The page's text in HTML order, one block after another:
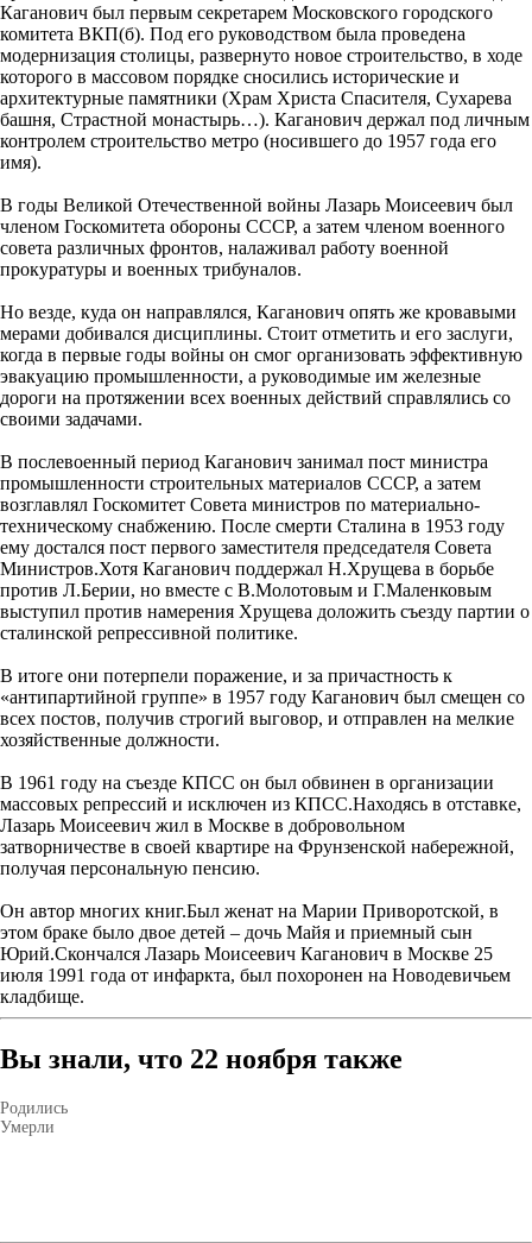
Каганович был первым секретарем Московского городского
комитета ВКП(б). Под его руководством была проведена
модернизация столицы, развернуто новое строительство, в ходе
которого в массовом порядке сносились исторические и
архитектурные памятники (Храм Христа Спасителя, Сухарева
башня, Страстной монастырь…). Каганович держал под личным
контролем строительство метро (носившего до 1957 года его
имя).
В годы Великой Отечественной войны Лазарь Моисеевич был
членом Госкомитета обороны СССР, а затем членом военного
совета различных фронтов, налаживал работу военной
прокуратуры и военных трибуналов.
Но везде, куда он направлялся, Каганович опять же кровавыми
мерами добивался дисциплины. Стоит отметить и его заслуги,
когда в первые годы войны он смог организовать эффективную
эвакуацию промышленности, а руководимые им железные
дороги на протяжении всех военных действий справлялись со
своими задачами.
В послевоенный период Каганович занимал пост министра
промышленности строительных материалов СССР, а затем
возглавлял Госкомитет Совета министров по материально-
техническому снабжению. После смерти Сталина в 1953 году
ему достался пост первого заместителя председателя Совета
Министров.Хотя Каганович поддержал Н.Хрущева в борьбе
против Л.Берии, но вместе с В.Молотовым и Г.Маленковым
выступил против намерения Хрущева доложить съезду партии о
сталинской репрессивной политике.
В итоге они потерпели поражение, и за причастность к
«антипартийной группе» в 1957 году Каганович был смещен со
всех постов, получив строгий выговор, и отправлен на мелкие
хозяйственные должности.
В 1961 году на съезде КПСС он был обвинен в организации
массовых репрессий и исключен из КПСС.Находясь в отставке,
Лазарь Моисеевич жил в Москве в добровольном
затворничестве в своей квартире на Фрунзенской набережной,
получая персональную пенсию.
Он автор многих книг.Был женат на Марии Приворотской, в
этом браке было двое детей – дочь Майя и приемный сын
Юрий.Скончался Лазарь Моисеевич Каганович в Москве 25
июля 1991 года от инфаркта, был похоронен на Новодевичьем
кладбище.
Вы знали, что 22 ноября также
Родились
Умерли